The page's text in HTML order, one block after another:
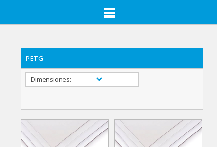
PETG
Dimensiones: